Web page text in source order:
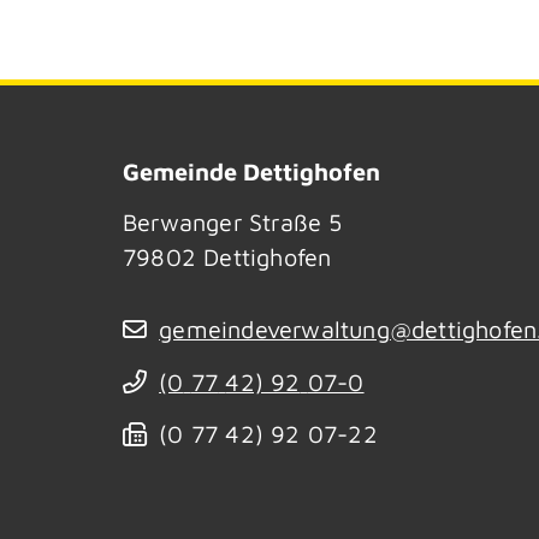
Gemeinde Dettighofen
Berwanger Straße 5
79802 Dettighofen
(0 77 42) 92 07-0
(0 77 42) 92 07-22